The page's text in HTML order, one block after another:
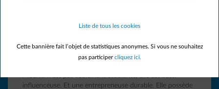
"Les solutions durables sont là. Utilisons-les
massivement !"
Jan est Directeur scientifique chez ENGIE. Il est
Liste de tous les cookies
Cette bannière fait l’objet de statistiques anonymes. Si vous ne souhaitez
pas participercliquez ici.